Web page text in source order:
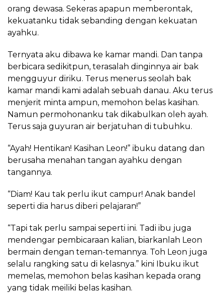
orang dewasa. Sekeras apapun memberontak,
kekuatanku tidak sebanding dengan kekuatan
ayahku.
Ternyata aku dibawa ke kamar mandi. Dan tanpa
berbicara sedikitpun, terasalah dinginnya air bak
mengguyur diriku. Terus menerus seolah bak
kamar mandi kami adalah sebuah danau. Aku terus
menjerit minta ampun, memohon belas kasihan.
Namun permohonanku tak dikabulkan oleh ayah.
Terus saja guyuran air berjatuhan di tubuhku.
“Ayah! Hentikan! Kasihan Leon!” ibuku datang dan
berusaha menahan tangan ayahku dengan
tangannya.
“Diam! Kau tak perlu ikut campur! Anak bandel
seperti dia harus diberi pelajaran!”
“Tapi tak perlu sampai seperti ini. Tadi ibu juga
mendengar pembicaraan kalian, biarkanlah Leon
bermain dengan teman-temannya. Toh Leon juga
selalu rangking satu di kelasnya.” kini Ibuku ikut
memelas, memohon belas kasihan kepada orang
yang tidak meiliki belas kasihan.